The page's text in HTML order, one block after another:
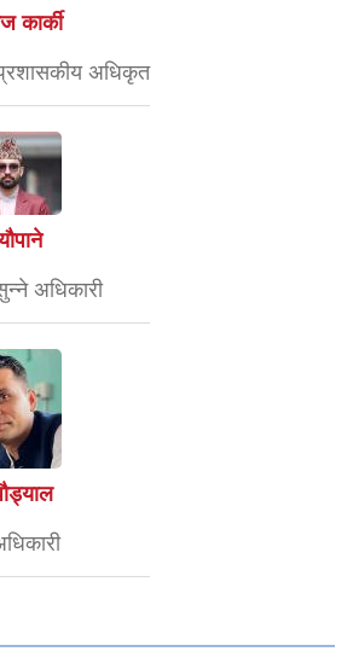
कार्की
अधिकृत
अधिकारी